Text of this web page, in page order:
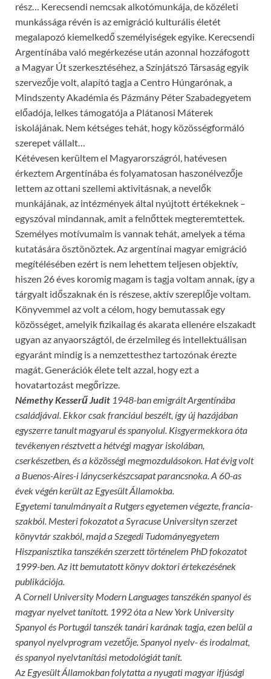
rész… Kerecsendi nemcsak alkotómunkája, de közéleti
munkássága révén is az emigráció kulturális életét
megalapozó kiemelkedő személyiségek egyike. Kerecsendi
Argentínába való megérkezése után azonnal hozzáfogott
a Magyar Út szerkesztéséhez, a Színjátszó Társaság egyik
szervezője volt, alapító tagja a Centro Húngarónak, a
Mindszenty Akadémia és Pázmány Péter Szabadegyetem
előadója, lelkes támogatója a Plátanosi Máterek
iskolájának. Nem kétséges tehát, hogy közösségformáló
szerepet vállalt…
Kétévesen kerültem el Magyarországról, hatévesen
érkeztem Argentínába és folyamatosan haszonélvezője
lettem az ottani szellemi aktivitásnak, a nevelők
munkájának, az intézmények által nyújtott értékeknek –
egyszóval mindannak, amit a felnőttek megteremtettek.
Személyes motívumaim is vannak tehát, amelyek a téma
kutatására ösztönöztek. Az argentínai magyar emigráció
megítélésében ezért is nem lehettem teljesen objektív,
hiszen 26 éves koromig magam is tagja voltam annak, így a
tárgyalt időszaknak én is részese, aktív szereplője voltam.
Könyvemmel az volt a célom, hogy bemutassak egy
közösséget, amelyik fizikailag és akarata ellenére elszakadt
ugyan az anyaországtól, de érzelmileg és intellektuálisan
egyaránt mindig is a nemzettesthez tartozónak érezte
magát. Generációk élete telt azzal, hogy ezt a
hovatartozást megőrizze.
Némethy Kesserű Judit 1948-ban emigrált Argentínába
családjával. Ekkor csak franciául beszélt, így új hazájában
egyszerre tanult magyarul és spanyolul. Kisgyermekkora óta
tevékenyen résztvett a hétvégi magyar iskolában,
cserkészetben, és a közösségi megmozdulásokon. Hat évig volt
a Buenos-Aires-i lánycserkészcsapat parancsnoka. A 60-as
évek végén került az Egyesült Államokba.
Egyetemi tanulmányait a Rutgers egyetemen végezte, francia-
szakból. Mesteri fokozatot a Syracuse Universityn szerzet
könyvtár szakból, majd a Szegedi Tudományegyetem
Hiszpanisztika tanszékén szerzett történelem PhD fokozatot
1999-ben. Az itt bemutatott könyv doktori értekezésének
publikációja.
A Cornell University Modern Languages tanszékén spanyol és
magyar nyelvet tanított. 1992 óta a New York University
Spanyol és Portugál tanszék tanári karának tagja, ezen belül a
spanyol nyelvprogram vezetője. Spanyol nyelv- és irodalmat,
és spanyol nyelvtanítási metodológiát tanít.
Az Egyesült Államokban folytatta a nyugati magyar ifjúsági